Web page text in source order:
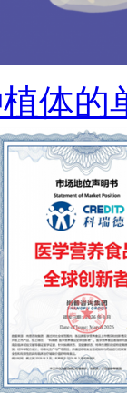
体的